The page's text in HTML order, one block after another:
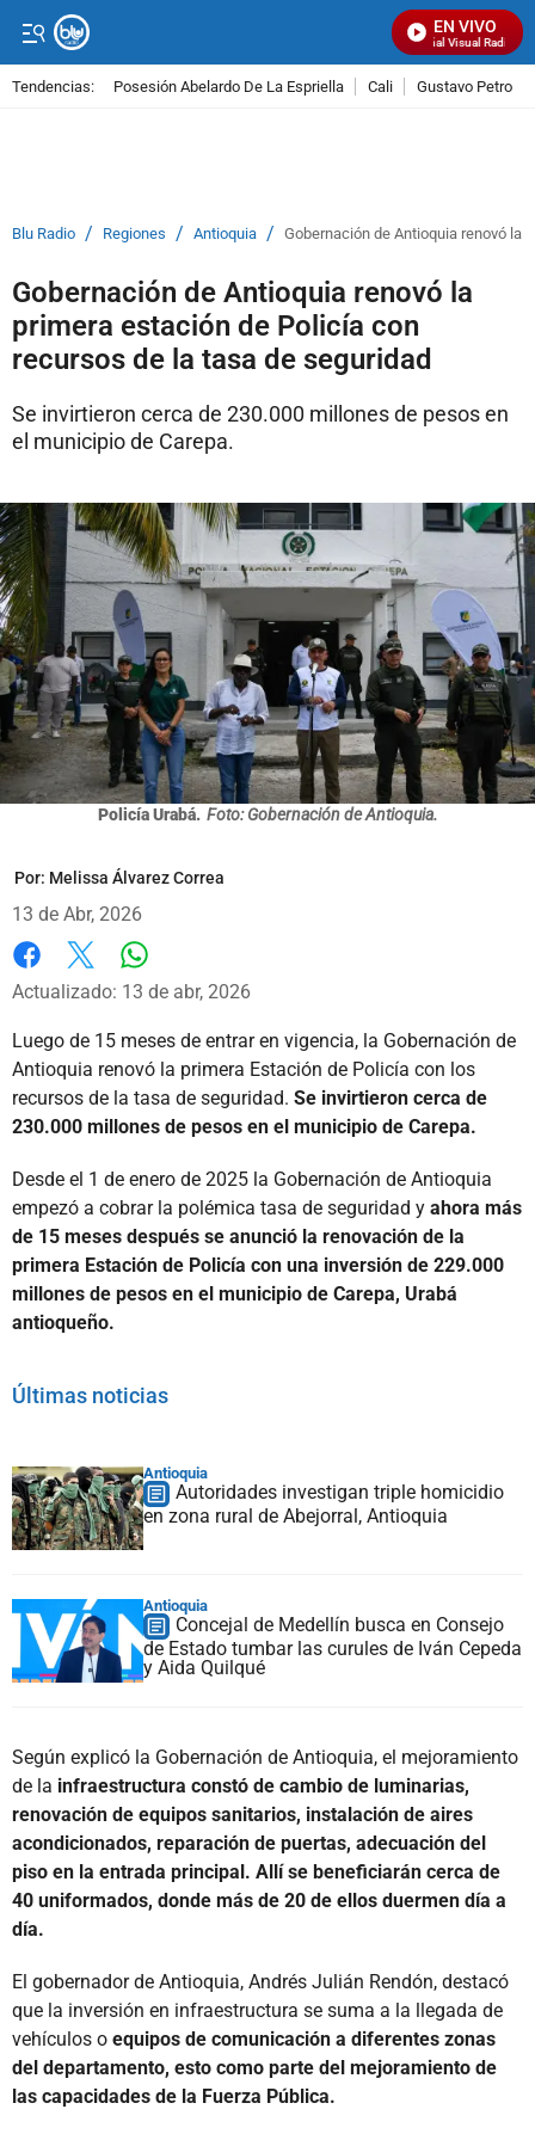
EN VIVO
Señal Visual Radio
Tendencias: Posesión Abelardo De La Espriella Cali Gustavo Petro
Blu Radio / Regiones / Antioquia / Gobernación de Antioquia renovó la
Gobernación de Antioquia renovó la
primera estación de Policía con
recursos de la tasa de seguridad
Se invirtieron cerca de 230.000 millones de pesos en
el municipio de Carepa.
Policía Urabá. Foto: Gobernación de Antioquia.
Por: Melissa Álvarez Correa
13 de Abr, 2026
Facebook
X
Actualizado: 13 de abr, 2026
Luego de 15 meses de entrar en vigencia, la Gobernación de
Antioquia renovó la primera Estación de Policía con los
recursos de la tasa de seguridad. Se invirtieron cerca de
230.000 millones de pesos en el municipio de Carepa.
Desde el 1 de enero de 2025 la Gobernación de Antioquia
empezó a cobrar la polémica tasa de seguridad y ahora más
de 15 meses después se anunció la renovación de la
primera Estación de Policía con una inversión de 229.000
millones de pesos en el municipio de Carepa, Urabá
antioqueño.
Últimas noticias
Antioquia
Autoridades investigan triple homicidio
en zona rural de Abejorral, Antioquia
Antioquia
Concejal de Medellín busca en Consejo
de Estado tumbar las curules de Iván Cepeda
y Aida Quilqué
Según explicó la Gobernación de Antioquia, el mejoramiento
de la infraestructura constó de cambio de luminarias,
renovación de equipos sanitarios, instalación de aires
acondicionados, reparación de puertas, adecuación del
piso en la entrada principal. Allí se beneficiarán cerca de
40 uniformados, donde más de 20 de ellos duermen día a
día.
El gobernador de Antioquia, Andrés Julián Rendón, destacó
que la inversión en infraestructura se suma a la llegada de
vehículos o equipos de comunicación a diferentes zonas
del departamento, esto como parte del mejoramiento de
las capacidades de la Fuerza Pública.